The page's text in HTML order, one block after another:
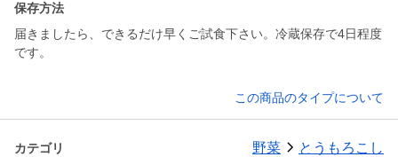
保存方法
届きましたら、できるだけ早くご試食下さい。冷蔵保存で4日程度
です。
この商品のタイプについて
カテゴリ 野菜 とうもろこし